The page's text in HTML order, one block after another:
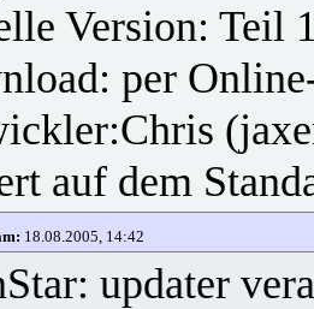
Version: Teil
per
auf dem
18.08.2005, 14:42
updater